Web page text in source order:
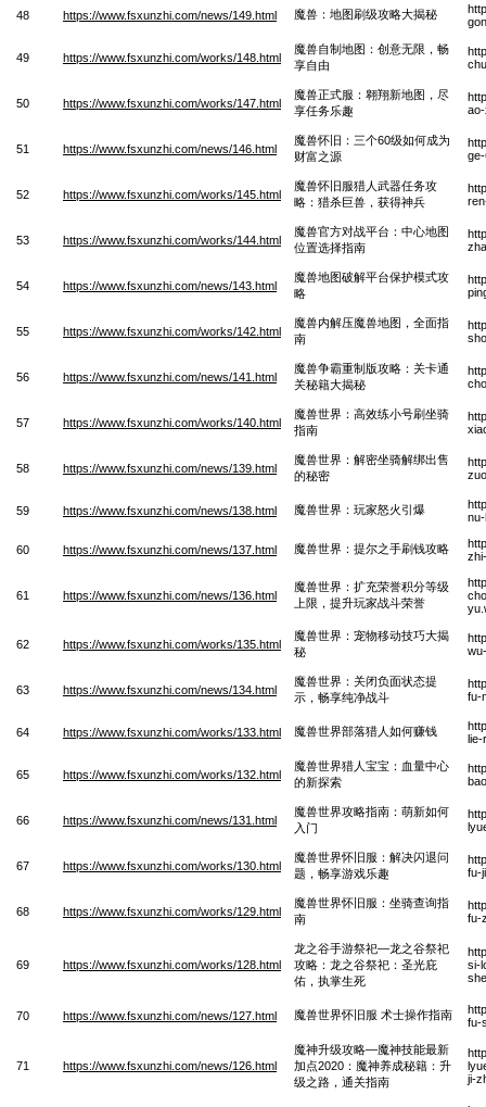
48 https://www.fsxunzhi.com/news/149.html 魔兽：地图刷级攻略大揭秘
49 https://www.fsxunzhi.com/works/148.html
魔兽自制地图：创意无限，畅
享自由
50 https://www.fsxunzhi.com/works/147.html
魔兽正式服：翱翔新地图，尽
享任务乐趣
51 https://www.fsxunzhi.com/news/146.html
魔兽怀旧：三个60级如何成为
财富之源
52 https://www.fsxunzhi.com/works/145.html
魔兽怀旧服猎人武器任务攻
略：猎杀巨兽，获得神兵
53 https://www.fsxunzhi.com/works/144.html
魔兽官方对战平台：中心地图
位置选择指南
54 https://www.fsxunzhi.com/news/143.html
魔兽地图破解平台保护模式攻
略
55 https://www.fsxunzhi.com/works/142.html
魔兽内解压魔兽地图，全面指
南
56 https://www.fsxunzhi.com/news/141.html
魔兽争霸重制版攻略：关卡通
关秘籍大揭秘
57 https://www.fsxunzhi.com/works/140.html
魔兽世界：高效练小号刷坐骑
指南
58 https://www.fsxunzhi.com/news/139.html
魔兽世界：解密坐骑解绑出售
的秘密
59 https://www.fsxunzhi.com/news/138.html 魔兽世界：玩家怒火引爆
60 https://www.fsxunzhi.com/news/137.html 魔兽世界：提尔之手刷钱攻略
61 https://www.fsxunzhi.com/news/136.html
魔兽世界：扩充荣誉积分等级
上限，提升玩家战斗荣誉
62 https://www.fsxunzhi.com/works/135.html
魔兽世界：宠物移动技巧大揭
秘
63 https://www.fsxunzhi.com/news/134.html
魔兽世界：关闭负面状态提
示，畅享纯净战斗
fu-
64 https://www.fsxunzhi.com/works/133.html 魔兽世界部落猎人如何赚钱
lie-
65 https://www.fsxunzhi.com/works/132.html
魔兽世界猎人宝宝：血量中心
的新探索
66 https://www.fsxunzhi.com/news/131.html
魔兽世界攻略指南：萌新如何
入门
67 https://www.fsxunzhi.com/works/130.html
魔兽世界怀旧服：解决闪退问
题，畅享游戏乐趣
fu-
68 https://www.fsxunzhi.com/works/129.html
魔兽世界怀旧服：坐骑查询指
南
fu-
69 https://www.fsxunzhi.com/works/128.html
龙之谷手游祭祀—龙之谷祭祀
攻略：龙之谷祭祀：圣光庇
佑，执掌生死
si-
70 https://www.fsxunzhi.com/news/127.html 魔兽世界怀旧服 术士操作指南
fu-
71 https://www.fsxunzhi.com/news/126.html
魔神升级攻略—魔神技能最新
加点2020：魔神养成秘籍：升
级之路，通关指南
ji-